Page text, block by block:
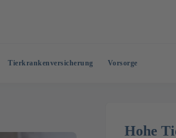
Tierkrankenversicherung Vorsorge
Hohe